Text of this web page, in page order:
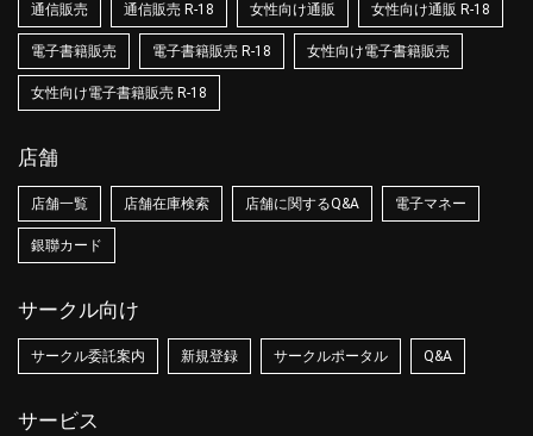
通信販売 通信販売 R-18 女性向け通販 女性向け通販 R-18
電子書籍販売 電子書籍販売 R-18 女性向け電子書籍販売
女性向け電子書籍販売 R-18
店舗
店舗一覧 店舗在庫検索 店舗に関するQ&A 電子マネー
銀聯カード
サークル向け
サークル委託案内 新規登録 サークルポータル Q&A
サービス